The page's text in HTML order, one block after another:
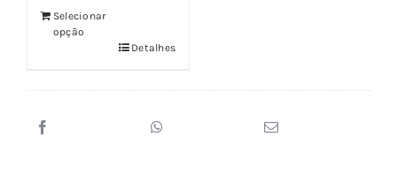
Selecionar
opção
Detalhes